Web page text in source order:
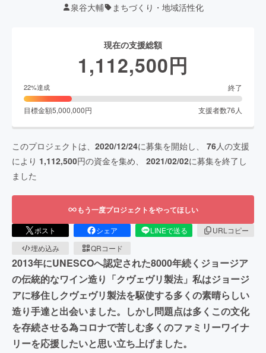
泉谷大輔 まちづくり・地域活性化
現在の支援総額
1,112,500円
22%達成 終了
目標金額5,000,000円 支援者数76 人
このプロジェクトは、 2020/12/24に募集を開始し、 76人の支援
により 1,112,500円の資金を集め、 2021/02/02に募集を終了し
ました
もう一度プロジェクトをやってほしい
ポスト シェア LINEで送る
URLコピー
埋め込み
QRコード
2013年にUNESCOへ認定された8000年続くジョージア
の伝統的なワイン造り「クヴェヴリ製法」私はジョージ
アに移住しクヴェヴリ製法を駆使する多くの素晴らしい
造り手達と出会いました。しかし問題点は多くこの文化
を存続させる為コロナで苦しむ多くのファミリーワイナ
リーを応援したいと思い立ち上げました。